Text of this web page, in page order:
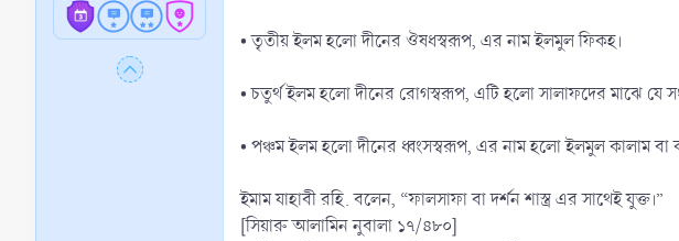
• তৃতীয় ইলম হলো দীনের ঔষধস্বরূপ, এর নাম ইলমুল ফিকহ।
• চতুর্থ ইলম হলো দীনের রোগস্বরূপ, এটি হলো সালাফদের মাঝে যে
• পঞ্চম ইলম হলো দীনের ধ্বংসস্বরূপ, এর নাম হলো ইলমুল কালাম বা
ইমাম যাহাবী রহি. বলেন, “ফালসাফা বা দর্শন শাস্ত্র এর সাথেই যুক্ত।”
[সিয়ারু আলামিন নুবালা ১৭/৪৮০]